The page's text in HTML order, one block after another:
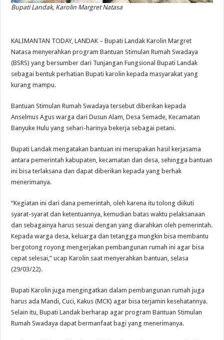
Bupati Landak, Karolin Margret Natasa
KALIMANTAN TODAY, LANDAK – Bupati Landak Karolin Margret
Natasa menyerahkan program Bantuan Stimulan Rumah Swadaya
(BSRS) yang bersumber dari Tunjangan Fungsional Bupati Landak
sebagai bentuk perhatian Bupati karolin kepada masyarakat yang
kurang mampu.
Bantuan Stimulan Rumah Swadaya tersebut diberikan kepada
Anselmus Agus warga dari Dusun Alam, Desa Semade, Kecamatan
Banyuke Hulu yang sehari-harinya bekerja sebagai petani.
Bupati Landak mengatakan bantuan ini merupakan hasil kerjasama
antara pemerintah kabupaten, kecamatan dan desa, sehingga bantuan
ini bisa terlaksana dan dapat diberikan kepada yang berhak
menerimanya.
“Kegiatan ini dari dana pemerintah, oleh karena itu tolong diikuti
syarat-syarat dan ketentuannya, kemudian batas waktu pelaksanaan
dan sebagainya harus sesuai dengan yang diarahkan oleh pemerintah.
Kepada warga desa, keluarga dan tetangga mungkin bisa membantu
bergotong royong mengerjakan pembangunan rumah ini agar bisa
cepat selesai,” ucap Karolin saat menyerahkan bantuan, selasa
(29/03/22).
Bupati Karolin juga mengingatkan dalam pembangunan rumah juga
harus ada Mandi, Cuci, Kakus (MCK) agar bisa terjamin kesehatannya.
Selain itu, Bupati Landak berharap agar program Bantuan Stimulan
Rumah Swadaya dapat bermanfaat bagi yang menerimanya.